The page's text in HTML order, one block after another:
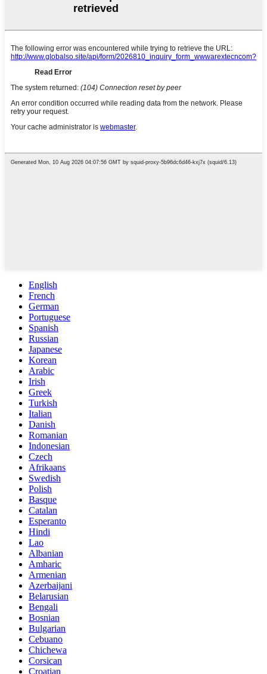
English
French
German
Portuguese
Spanish
Russian
Japanese
Korean
Arabic
Irish
Greek
Turkish
Italian
Danish
Romanian
Indonesian
Czech
Afrikaans
Swedish
Polish
Basque
Catalan
Esperanto
Hindi
Lao
Albanian
Amharic
Armenian
Azerbaijani
Belarusian
Bengali
Bosnian
Bulgarian
Cebuano
Chichewa
Corsican
Croatian